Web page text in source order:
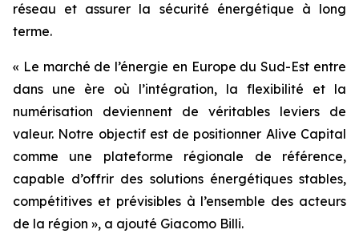
réseau et assurer la sécurité énergétique à long
terme.
« Le marché de l’énergie en Europe du Sud-Est entre
dans une ère où l’intégration, la flexibilité et la
numérisation deviennent de véritables leviers de
valeur. Notre objectif est de positionner Alive Capital
comme une plateforme régionale de référence,
capable d’offrir des solutions énergétiques stables,
compétitives et prévisibles à l’ensemble des acteurs
de la région », a ajouté Giacomo Billi.